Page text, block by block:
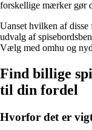
forskellige mærker gør
Uanset hvilken af
udvalg af
Vælg med omhu og
Find billige
til din fordel
Hvorfor det er